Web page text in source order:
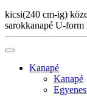
kicsi(240 cm-ig)
sarokkanapé U-form
Kanapé
Kanapé